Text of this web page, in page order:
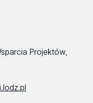
Projektów,